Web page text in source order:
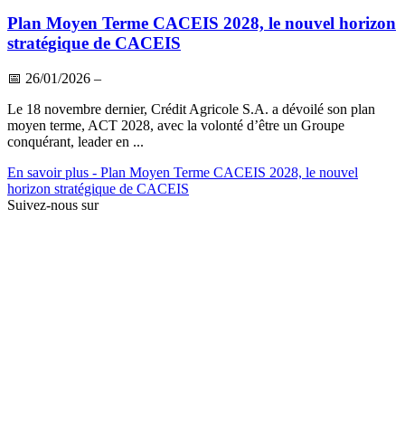
Plan Moyen Terme CACEIS 2028, le nouvel horizon
stratégique de CACEIS
📅 26/01/2026 –
Le 18 novembre dernier, Crédit Agricole S.A. a dévoilé son plan
moyen terme, ACT 2028, avec la volonté d’être un Groupe
conquérant, leader en ...
En savoir plus - Plan Moyen Terme CACEIS 2028, le nouvel
horizon stratégique de CACEIS
Suivez-nous sur